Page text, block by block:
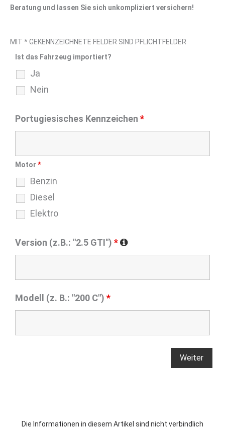
Beratung und lassen Sie sich unkompliziert versichern!
MIT * GEKENNZEICHNETE FELDER SIND PFLICHTFELDER
Ist das Fahrzeug importiert?
Ja
Nein
Portugiesisches Kennzeichen *
Motor *
Benzin
Diesel
Elektro
Version (z.B.: "2.5 GTI") *
Modell (z. B.: "200 C") *
Die Informationen in diesem Artikel sind nicht verbindlich